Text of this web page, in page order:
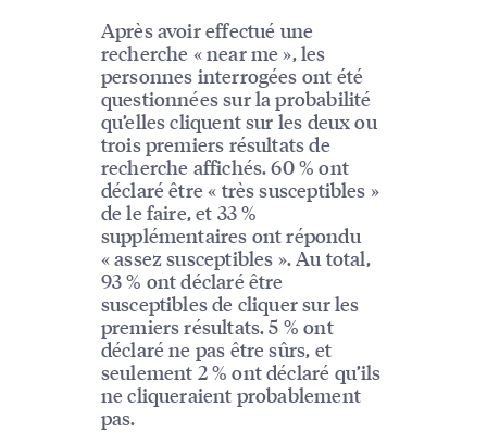
Après avoir effectué une
recherche « near me », les
personnes interrogées ont été
questionnées sur la probabilité
qu’elles cliquent sur les deux ou
trois premiers résultats de
recherche affichés. 60 % ont
déclaré être « très susceptibles »
de le faire, et 33 %
supplémentaires ont répondu
« assez susceptibles ». Au total,
93 % ont déclaré être
susceptibles de cliquer sur les
premiers résultats. 5 % ont
déclaré ne pas être sûrs, et
seulement 2 % ont déclaré qu’ils
ne cliqueraient probablement
pas.